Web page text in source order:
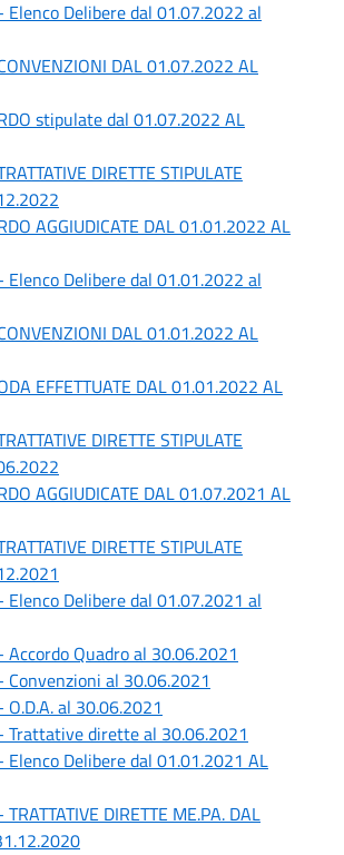
Elenco Delibere dal 01.07.2022 al
DAL 01.07.2022 AL
stipulate dal 01.07.2022 AL
DIRETTE STIPULATE
AGGIUDICATE DAL 01.01.2022 AL
Elenco Delibere dal 01.01.2022 al
DAL 01.01.2022 AL
EFFETTUATE DAL 01.01.2022 AL
DIRETTE STIPULATE
AGGIUDICATE DAL 01.07.2021 AL
DIRETTE STIPULATE
Elenco Delibere dal 01.07.2021 al
Accordo Quadro al 30.06.2021
Convenzioni al 30.06.2021
O.D.A. al 30.06.2021
Trattative dirette al 30.06.2021
Elenco Delibere dal 01.01.2021 AL
DIRETTE ME.PA. DAL